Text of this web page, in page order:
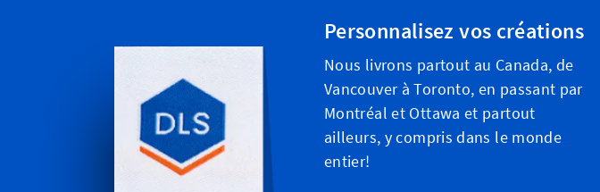
Personnalisez vos créations
Nous livrons partout au Canada, de
Vancouver à Toronto, en passant par
Montréal et Ottawa et partout
ailleurs, y compris dans le monde
entier!